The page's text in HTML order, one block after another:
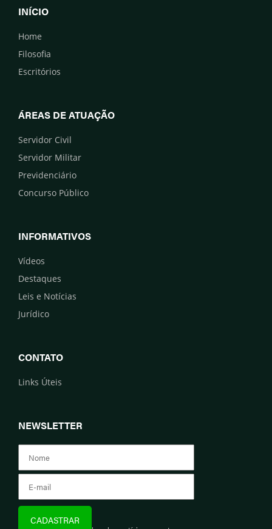
INÍCIO
Home
Filosofia
Escritórios
ÁREAS DE ATUAÇÃO
Servidor Civil
Servidor Militar
Previdenciário
Concurso Público
INFORMATIVOS
Vídeos
Destaques
Leis e Notícias
Jurídico
CONTATO
Links Úteis
NEWSLETTER